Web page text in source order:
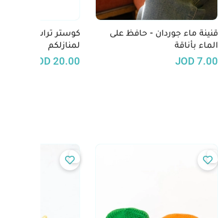
قنينة ماء جوردان - حافظ على
الماء بأناقة
7.00
JOD
كوستر تراث: لمسة
لمنازلكم
20.00
JOD